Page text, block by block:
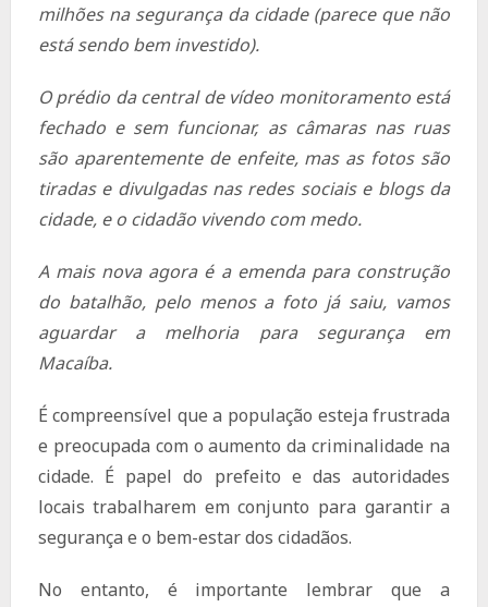
milhões na segurança da cidade (parece que não
está sendo bem investido).
O prédio da central de vídeo monitoramento está
fechado e sem funcionar, as câmaras nas ruas
são aparentemente de enfeite, mas as fotos são
tiradas e divulgadas nas redes sociais e blogs da
cidade, e o cidadão vivendo com medo.
A mais nova agora é a emenda para construção
do batalhão, pelo menos a foto já saiu, vamos
aguardar a melhoria para segurança em
Macaíba.
É compreensível que a população esteja frustrada
e preocupada com o aumento da criminalidade na
cidade. É papel do prefeito e das autoridades
locais trabalharem em conjunto para garantir a
segurança e o bem-estar dos cidadãos.
No entanto, é importante lembrar que a